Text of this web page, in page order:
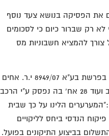
את הפסיקה בנושא צעד נוסף
רק שברור כיום כי לסכומים
להמציא חשבוניות מס
7. ביהמ"ש העליון המשיך את המגמה בפרשת בע"א 8949/07 י.ר. אחים
עזרא חברה לבנין בע"מ נגד משה זאב ועוד 28 אח' בה נפסק ע"י הרכב
רובינשטיין ביום 11.11.09 :"המערערים הלינו על כך שבית
הנדסי ביחס לליקויים
בביצוע התיקונים בפועל.